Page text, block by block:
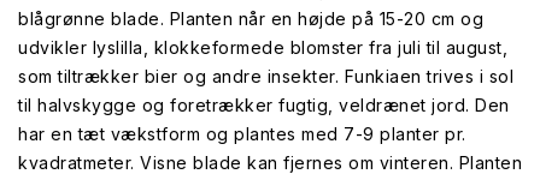
blågrønne blade. Planten når en højde på 15-20 cm og
udvikler lyslilla, klokkeformede blomster fra juli til august,
som tiltrækker bier og andre insekter. Funkiaen trives i sol
til halvskygge og foretrækker fugtig, veldrænet jord. Den
har en tæt vækstform og plantes med 7-9 planter pr.
kvadratmeter. Visne blade kan fjernes om vinteren. Planten